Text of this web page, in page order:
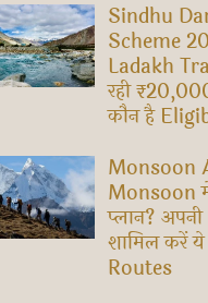
Sindhu
Scheme
Ladakh
रही
कौन है
Monsoon
Monsoon
प्लान?
शामिल करें
Routes